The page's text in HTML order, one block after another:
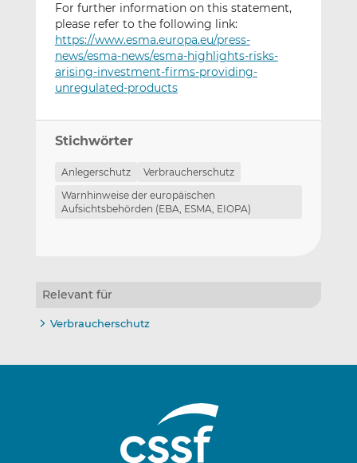
For further information on this statement,
please refer to the following link:
https://www.esma.europa.eu/press-
news/esma-news/esma-highlights-risks-
arising-investment-firms-providing-
unregulated-products
Stichwörter
Anlegerschutz
Verbraucherschutz
Warnhinweise der europäischen
Aufsichtsbehörden (EBA, ESMA, EIOPA)
Relevant für
Verbraucherschutz